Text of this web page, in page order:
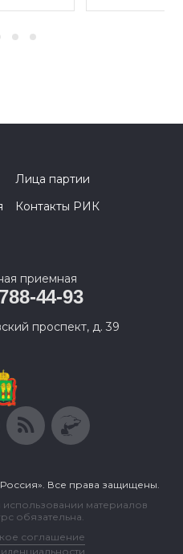
Лица партии
Контакты РИК
приемная
44-93
проспект, д. 39
Все права защищены.
материалов
обязательна.
соглашение